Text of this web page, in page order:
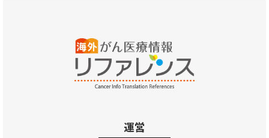
運営